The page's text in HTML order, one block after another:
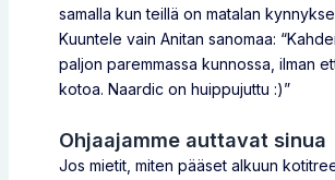
samalla kun teillä on matalan
Kuuntele vain Anitan sanomaa:
paljon paremmassa kunnossa, ilman
kotoa. Naardic on huippujuttu :)”
Ohjaajamme auttavat sinua
Jos mietit, miten pääset alkuun